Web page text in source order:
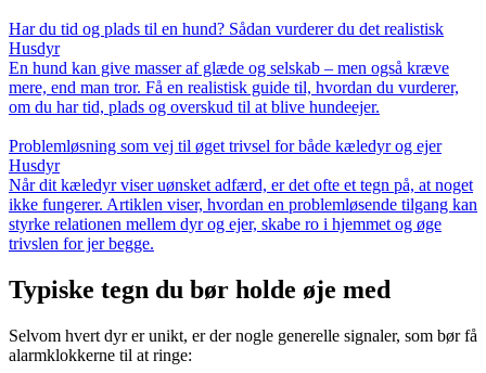
Har du tid og plads til en hund? Sådan vurderer du det realistisk
Husdyr
En hund kan give masser af glæde og selskab – men også kræve
mere, end man tror. Få en realistisk guide til, hvordan du vurderer,
om du har tid, plads og overskud til at blive hundeejer.
Problemløsning som vej til øget trivsel for både kæledyr og ejer
Husdyr
Når dit kæledyr viser uønsket adfærd, er det ofte et tegn på, at noget
ikke fungerer. Artiklen viser, hvordan en problemløsende tilgang kan
styrke relationen mellem dyr og ejer, skabe ro i hjemmet og øge
trivslen for jer begge.
Typiske tegn du bør holde øje med
Selvom hvert dyr er unikt, er der nogle generelle signaler, som bør få
alarmklokkerne til at ringe: